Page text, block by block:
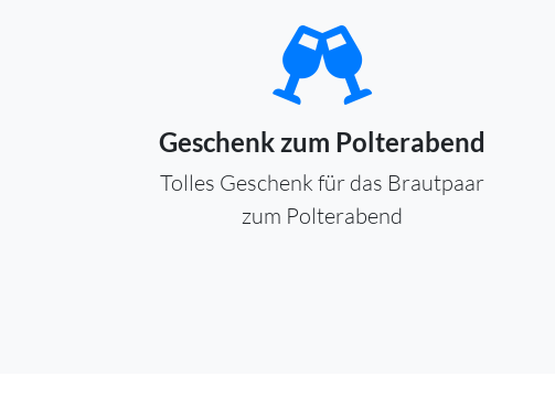
Geschenk zum Polterabend
Tolles Geschenk für das Brautpaar
zum Polterabend